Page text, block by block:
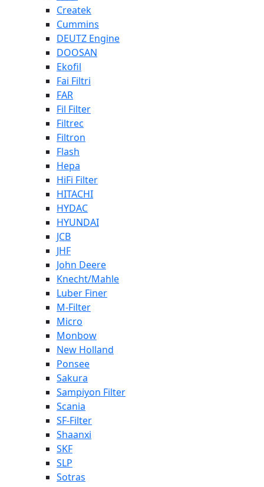
Createk
Cummins
DEUTZ Engine
DOOSAN
Ekofil
Fai Filtri
FAR
Fil Filter
Filtrec
Filtron
Flash
Hepa
HiFi Filter
HITACHI
HYDAC
HYUNDAI
JCB
JHF
John Deere
Knecht/Mahle
Luber Finer
M-Filter
Micro
Monbow
New Holland
Ponsee
Sakura
Sampiyon Filter
Scania
SF-Filter
Shaanxi
SKF
SLP
Sotras